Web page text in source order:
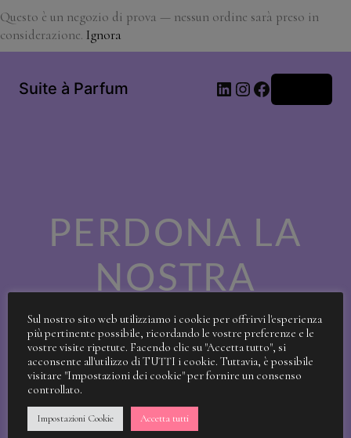
Questo è un negozio di prova — nessun ordine sarà preso in
considerazione. Ignora
Suite à Parfum LinkedIn
Instagram
Facebook
PERDONA LA
NOSTRA
SPORCIZIA!
STIAMO
LAVORANDO A
Sul nostro sito web utilizziamo i cookie per offrirvi l'esperienza
più pertinente possibile, ricordando le vostre preferenze e le
vostre visite ripetute. Facendo clic su "Accetta tutto", si
acconsente all'utilizzo di TUTTI i cookie. Tuttavia, è possibile
visitare "Impostazioni dei cookie" per fornire un consenso
controllato.
Impostazioni Cookie Accetta tutti